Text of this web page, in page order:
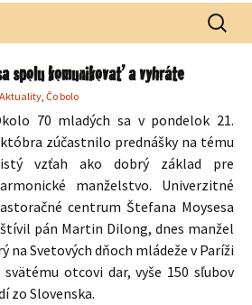
Hľadať:
spolu komunikovať a vyhráte
Aktuality, Čo bolo
70 mladých sa v pondelok 21.
zúčastnilo prednášky na tému
vzťah ako dobrý základ pre
manželstvo. Univerzitné
centrum Štefana Moysesa
pán Martin Dilong, dnes manžel
na Svetových dňoch mládeže v Paríži
otcovi dar, vyše 150 sľubov
zo Slovenska.